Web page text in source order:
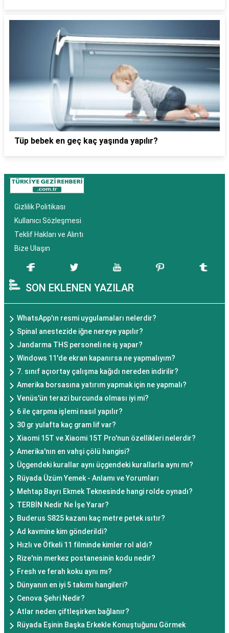
Tüp bebek en geç kaç yaşında yapılır?
Gizlilik Politikası
Kullanıcı Sözleşmesi
Teklif Hakları ve Alıntı
Bize Ulaşın
SON EKLENEN YAZILAR
WhatsApp'ın resmi uygulamaları nelerdir?
Spinal anestezide iğne nereye yapılır?
Jandarma THS personeli ne iş yapar?
Windows 11'de ekran kapanırsa ne yapmalıyım?
7. sınıf açıortay çalışma kağıdı nereden indirilir?
Amerika borsasına yatırım yapmak için ne yapmalı?
Venüs'ün terazi burcunda olması iyi mi?
6 ile çarpma işlemi nasıl yapılır?
30 gr yulafta kaç gram lif var?
Xiaomi 15T ve Xiaomi 15T Pro'nun özellikleri nelerdir?
Amerika'nın en vahşi çölü hangisi?
Üçgendeki kurallar aynı üçgendeki kurallarla aynı mı?
Rüyada Üzüm Yemek - Anlamı ve Yorumları
Mehtap Bayrı Ekmek Teknesinde hangi rolde oynadı?
TERBİN Nedir Ne İşe Yarar?
Buderus S825 kazanı kaç metre petek ısıtır?
Ad kavmine kim gönderildi?
Hızlı ve Öfkeli 11 filminde kimler rol aldı?
Rize'nin merkez postanesinin kodu nedir?
Fresh ve ferah koku aynı mı?
Dünyanın en iyi 5 takımı hangileri?
Cenova Şehri Nedir?
Atlar neden çiftleşirken bağlanır?
Rüyada Eşinin Başka Erkekle Konuştuğunu Görmek